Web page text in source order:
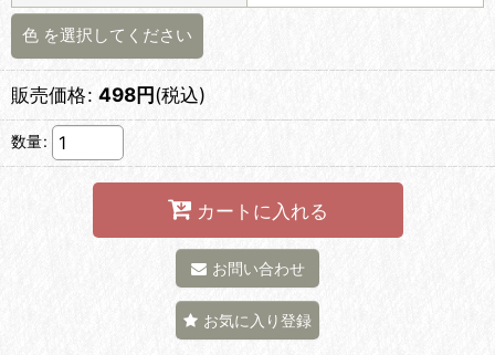
色 を選択してください
販売価格: 498円(税込)
数量:
カートに入れる
お問い合わせ
お気に入り登録